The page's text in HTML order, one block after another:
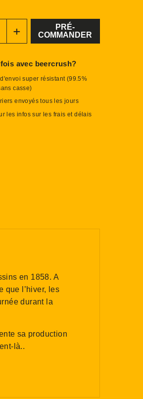
PRÉ-
COMMANDER
avec beercrush?
super résistant (99.5%
casse)
envoyés tous les jours
les infos sur les frais et délais
en 1858. A
que l’hiver, les
durant la
sa production
là..